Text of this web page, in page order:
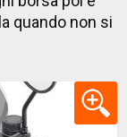
quando non si